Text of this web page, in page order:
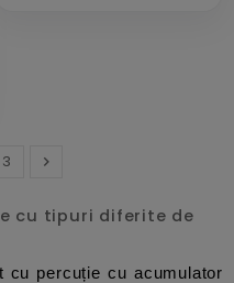
3 Inainte

cu tipuri diferite de
cu percuție cu acumulator